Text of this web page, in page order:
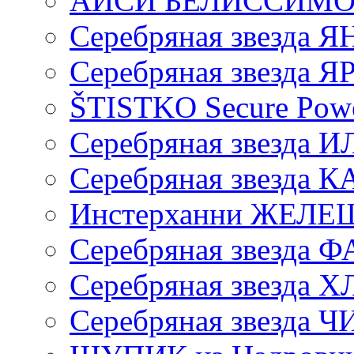
Серебряная звезда
Серебряная звезда
ŠTISTKO Secure
Серебряная звезда
Серебряная
Инстерханни
Серебряная звезда
Серебряная звезда
Серебряная звезда